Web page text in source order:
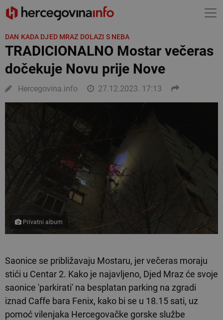
DAN KADA DJED MRAZ DOLAZI S NEBA
TRADICIONALNO Mostar večeras
dočekuje Novu prije Nove
Hercegovina.info 27.12.2023. 17:13
Privatni album
Saonice se približavaju Mostaru, jer večeras moraju
stići u Centar 2. Kako je najavljeno, Djed Mraz će svoje
saonice 'parkirati' na besplatan parking na zgradi
iznad Caffe bara Fenix, kako bi se u 18.15 sati, uz
pomoć vilenjaka Hercegovačke gorske službe